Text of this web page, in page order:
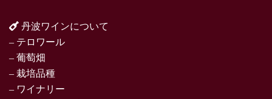
丹波ワインについて
– テロワール
– 葡萄畑
– 栽培品種
– ワイナリー